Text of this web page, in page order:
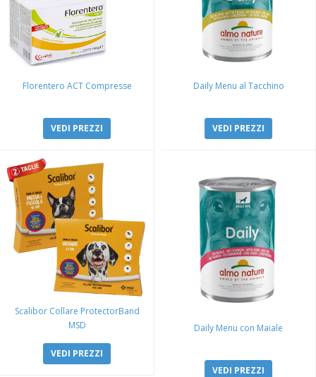
Florentero ACT Compresse
VEDI PREZZI
Daily Menu al Tacchino
VEDI PREZZI
Scalibor Collare ProtectorBand
MSD
VEDI PREZZI
Daily Menu con Maiale
VEDI PREZZI